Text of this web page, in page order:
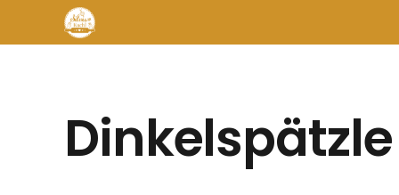
Dinkelspätzle